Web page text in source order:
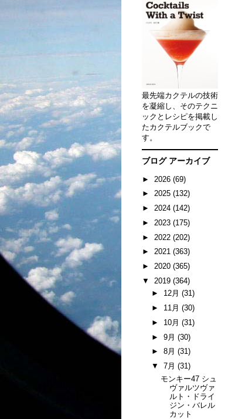
最先端カクテルの技術
を凝縮し、そのテクニ
ックとレシピを掲載し
たカクテルブックで
す。
ブログ アーカイブ
► 2026 (69)
► 2025 (132)
► 2024 (142)
► 2023 (175)
► 2022 (202)
► 2021 (363)
► 2020 (365)
▼ 2019 (364)
► 12月 (31)
► 11月 (30)
► 10月 (31)
► 9月 (30)
► 8月 (31)
▼ 7月 (31)
モンキー47 シュ
ヴァルツヴァ
ルト・ドライ
ジン・バレル
カット